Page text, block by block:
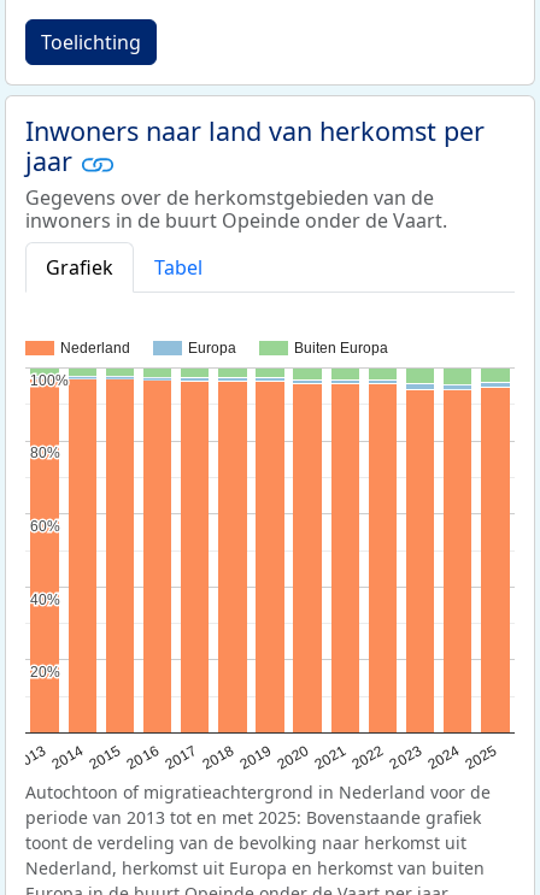
Toelichting
Inwoners naar land van herkomst per
jaar
Gegevens over de herkomstgebieden van de
inwoners in de buurt Opeinde onder de Vaart.
Grafiek
Tabel
Nederland Europa Buiten Europa
20132014201520162017 20182019 202020212022202320242025
20%
20%
40%
40%
60%
60%
80%
80%
100%
100%
Autochtoon of migratieachtergrond in Nederland voor de
periode van 2013 tot en met 2025: Bovenstaande grafiek
toont de verdeling van de bevolking naar herkomst uit
Nederland, herkomst uit Europa en herkomst van buiten